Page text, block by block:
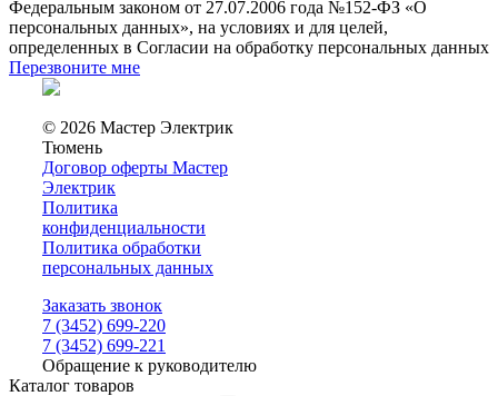
Федеральным законом от 27.07.2006 года №152-ФЗ «О
персональных данных», на условиях и для целей,
определенных в Согласии на обработку персональных данных
Перезвоните мне
© 2026 Мастер Электрик
Тюмень
Договор оферты Мастер
Электрик
Политика
конфиденциальности
Политика обработки
персональных данных
Заказать звонок
7 (3452) 699-220
7 (3452) 699-221
Обращение к руководителю
Каталог товаров